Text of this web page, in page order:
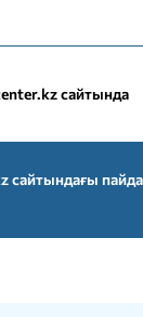
сайтында
сайтындағы